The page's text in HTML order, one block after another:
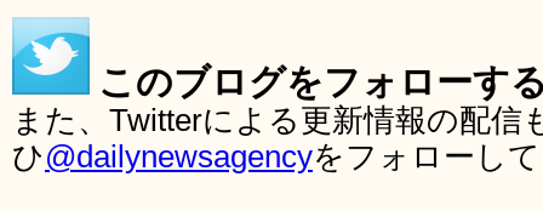
このブログをフォローす
また、Twitterによる更新情報の配
ひ@dailynewsagencyをフォローし